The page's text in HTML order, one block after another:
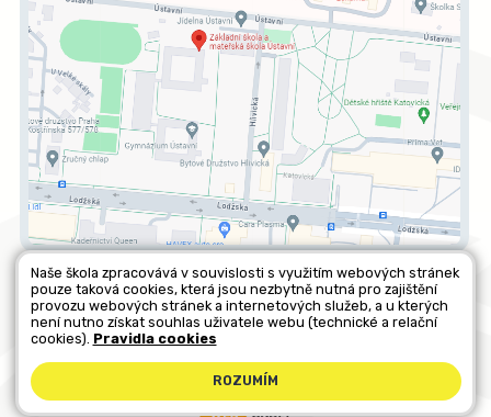
Všechna práva vyhrazena. Copyright © 2026 |Mapa stránek
Kontakty|Přihlásit|Prohlášení o přístupnosti|Pravidla COOKIES
Naše škola zpracovává v souvislosti s využitím webových stránek
pouze taková cookies, která jsou nezbytně nutná pro zajištění
provozu webových stránek a internetových služeb, a u kterých
není nutno získat souhlas uživatele webu (technické a relační
cookies). Pravidla cookies
ROZUMÍM